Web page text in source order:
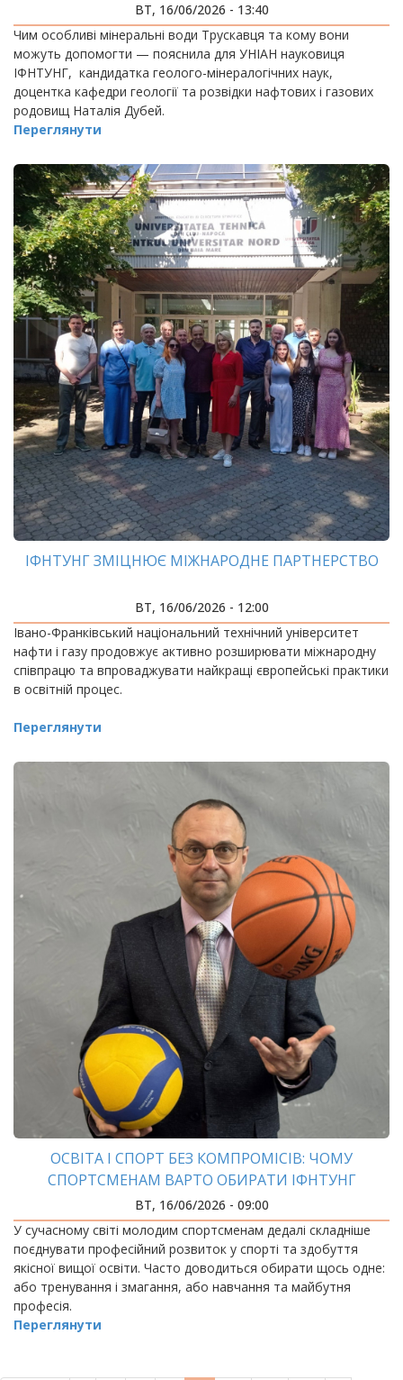
ВТ, 16/06/2026 - 13:40
Чим особливі мінеральні води Трускавця та кому вони
можуть допомогти — пояснила для УНІАН науковиця
ІФНТУНГ, кандидатка геолого-мінералогічних наук,
доцентка кафедри геології та розвідки нафтових і газових
родовищ Наталія Дубей.
Переглянути
ІФНТУНГ ЗМІЦНЮЄ МІЖНАРОДНЕ ПАРТНЕРСТВО
ВТ, 16/06/2026 - 12:00
Івано-Франківський національний технічний університет
нафти і газу продовжує активно розширювати міжнародну
співпрацю та впроваджувати найкращі європейські практики
в освітній процес.
Переглянути
ОСВІТА І СПОРТ БЕЗ КОМПРОМІСІВ: ЧОМУ
СПОРТСМЕНАМ ВАРТО ОБИРАТИ ІФНТУНГ
ВТ, 16/06/2026 - 09:00
У сучасному світі молодим спортсменам дедалі складніше
поєднувати професійний розвиток у спорті та здобуття
якісної вищої освіти. Часто доводиться обирати щось одне:
або тренування і змагання, або навчання та майбутня
професія.
Переглянути